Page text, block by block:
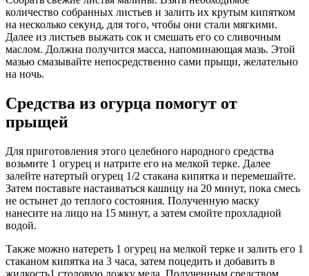
количество собранных листьев и залить их крутым кипятком
на несколько секунд, для того, чтобы они стали мягкими.
Далее из листьев выжать сок и смешать его со сливочным
маслом. Должна получится масса, напоминающая мазь. Этой
мазью смазывайте непосредственно сами прыщи, желательно
на ночь.
Средства из огурца помогут от
прыщей
Для приготовления этого целебного народного средства
возьмите 1 огурец и натрите его на мелкой терке. Далее
залейте натертый огурец 1/2 стакана кипятка и перемешайте.
Затем поставьте настаиваться кашицу на 20 минут, пока смесь
не остынет до теплого состояния. Полученную маску
нанесите на лицо на 15 минут, а затем смойте прохладной
водой.
Также можно натереть 1 огурец на мелкой терке и залить его 1
стаканом кипятка на 3 часа, затем поцедить и добавить в
жидкость1 столовую ложку меда. Полученным средством